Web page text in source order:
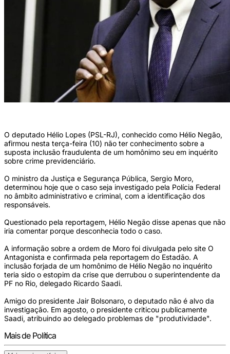
O deputado Hélio Lopes (PSL-RJ), conhecido como Hélio Negão,
afirmou nesta terça-feira (10) não ter conhecimento sobre a
suposta inclusão fraudulenta de um homônimo seu em inquérito
sobre crime previdenciário.
O ministro da Justiça e Segurança Pública, Sergio Moro,
determinou hoje que o caso seja investigado pela Polícia Federal
no âmbito administrativo e criminal, com a identificação dos
responsáveis.
Questionado pela reportagem, Hélio Negão disse apenas que não
iria comentar porque desconhecia todo o caso.
A informação sobre a ordem de Moro foi divulgada pelo site O
Antagonista e confirmada pela reportagem do Estadão. A
inclusão forjada de um homônimo de Hélio Negão no inquérito
teria sido o estopim da crise que derrubou o superintendente da
PF no Rio, delegado Ricardo Saadi.
Amigo do presidente Jair Bolsonaro, o deputado não é alvo da
investigação. Em agosto, o presidente criticou publicamente
Saadi, atribuindo ao delegado problemas de "produtividade".
Mais de Política